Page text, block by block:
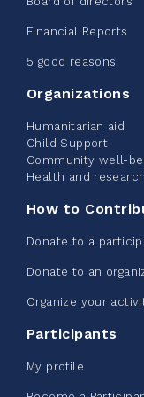
2026 -
June 09, 2026
2% $
Edmonton
CN Belt Bag
123% $
Financial Reports
5 good reasons
Organizations
Humanitarian aid
Child Support
Community well-
Health and research
How to
Donate to a
Donate to an
Organize your
Participants
My profile